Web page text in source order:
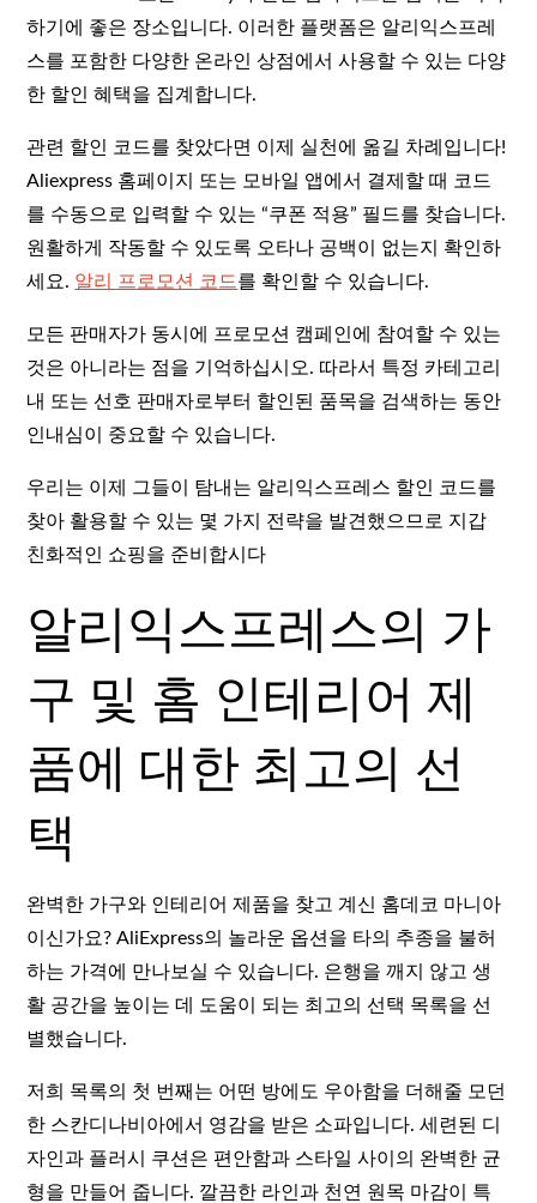
하기에 좋은 장소입니다. 이러한 플랫폼은 알리익스프레
스를 포함한 다양한 온라인 상점에서 사용할 수 있는 다양
한 할인 혜택을 집계합니다.
관련 할인 코드를 찾았다면 이제 실천에 옮길 차례입니다!
Aliexpress 홈페이지 또는 모바일 앱에서 결제할 때 코드
를 수동으로 입력할 수 있는 “쿠폰 적용” 필드를 찾습니다.
원활하게 작동할 수 있도록 오타나 공백이 없는지 확인하
세요. 알리 프로모션 코드를 확인할 수 있습니다.
모든 판매자가 동시에 프로모션 캠페인에 참여할 수 있는
것은 아니라는 점을 기억하십시오. 따라서 특정 카테고리
내 또는 선호 판매자로부터 할인된 품목을 검색하는 동안
인내심이 중요할 수 있습니다.
우리는 이제 그들이 탐내는 알리익스프레스 할인 코드를
찾아 활용할 수 있는 몇 가지 전략을 발견했으므로 지갑
친화적인 쇼핑을 준비합시다
알리익스프레스의 가
구 및 홈 인테리어 제
품에 대한 최고의 선
택
완벽한 가구와 인테리어 제품을 찾고 계신 홈데코 마니아
이신가요? AliExpress의 놀라운 옵션을 타의 추종을 불허
하는 가격에 만나보실 수 있습니다. 은행을 깨지 않고 생
활 공간을 높이는 데 도움이 되는 최고의 선택 목록을 선
별했습니다.
저희 목록의 첫 번째는 어떤 방에도 우아함을 더해줄 모던
한 스칸디나비아에서 영감을 받은 소파입니다. 세련된 디
자인과 플러시 쿠션은 편안함과 스타일 사이의 완벽한 균
형을 만들어 줍니다. 깔끔한 라인과 천연 원목 마감이 특